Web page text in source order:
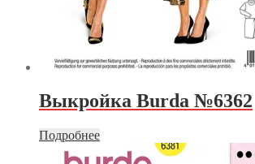
Выкройка Burda №6362
Подробнее